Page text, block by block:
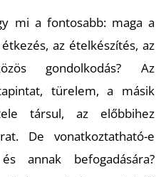
mi a fontosabb: maga a
az ételkészítés, az
gondolkodás? Az
türelem, a másik
társul, az előbbihez
De vonatkoztatható-e
annak befogadására?